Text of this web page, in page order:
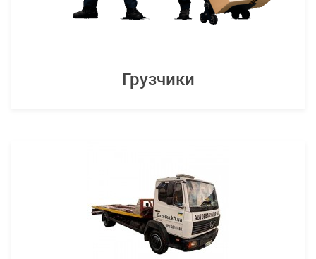
Грузчики